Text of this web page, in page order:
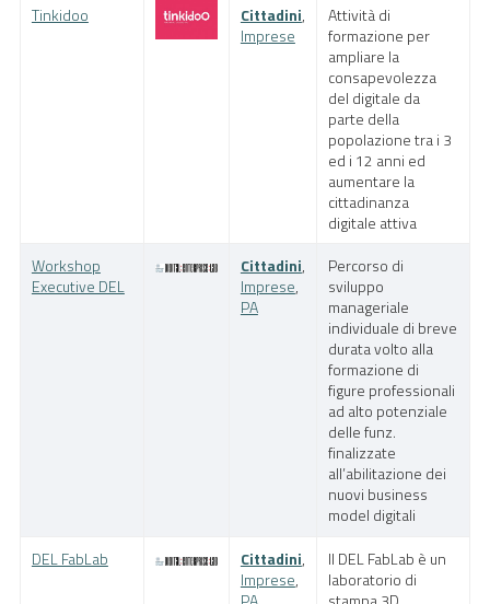
Tinkidoo Cittadini,
Imprese
Attività di
formazione per
ampliare la
consapevolezza
del digitale da
parte della
popolazione tra i 3
ed i 12 anni ed
aumentare la
cittadinanza
digitale attiva
Workshop
Executive DEL
Cittadini,
Imprese,
PA
Percorso di
sviluppo
manageriale
individuale di breve
durata volto alla
formazione di
figure professionali
ad alto potenziale
delle funz.
finalizzate
all’abilitazione dei
nuovi business
model digitali
DEL FabLab
Cittadini,
Imprese,
Il DEL FabLab è un
laboratorio di